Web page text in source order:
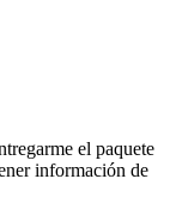
el paquete
información de